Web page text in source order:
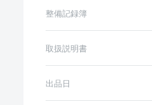
整備記録簿
取扱説明書
出品日